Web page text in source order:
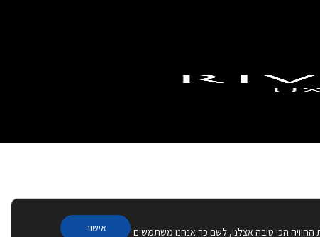
החוויה הכי טובה אצלנו, לשם כך אנחנו משתמשים אישור